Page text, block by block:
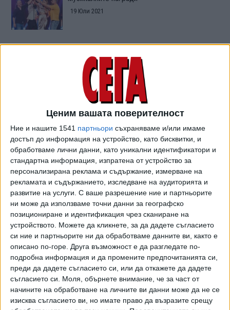
Ценим вашата поверителност
Ние и нашите 1541 партньори съхраняваме и/или имаме
достъп до информация на устройство, като бисквитки, и
обработваме лични данни, като уникални идентификатори и
стандартна информация, изпратена от устройство за
персонализирана реклама и съдържание, измерване на
рекламата и съдържанието, изследване на аудиторията и
развитие на услуги. С ваше разрешение ние и партньорите
ни може да използваме точни данни за географско
позициониране и идентификация чрез сканиране на
устройството. Можете да кликнете, за да дадете съгласието
си ние и партньорите ни да обработваме данните ви, както е
описано по-горе. Друга възможност е да разгледате по-
подробна информация и да промените предпочитанията си,
преди да дадете съгласието си, или да откажете да дадете
съгласието си.
Моля, обърнете внимание, че за част от
начините на обработване на личните ви данни може да не се
изисква съгласието ви, но имате право да възразите срещу
19 Юли 2021